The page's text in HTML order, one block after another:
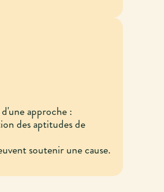
approche :
des aptitudes de
soutenir une cause.